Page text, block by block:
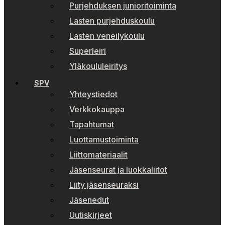
Purjehduksen junioritoiminta
Lasten purjehduskoulu
Lasten veneilykoulu
Superleiri
Yläkoululeiritys
SPV
Yhteystiedot
Verkkokauppa
Tapahtumat
Luottamustoiminta
Liittomateriaalit
Jäsenseurat ja luokkaliitot
Liity jäsenseuraksi
Jäsenedut
Uutiskirjeet